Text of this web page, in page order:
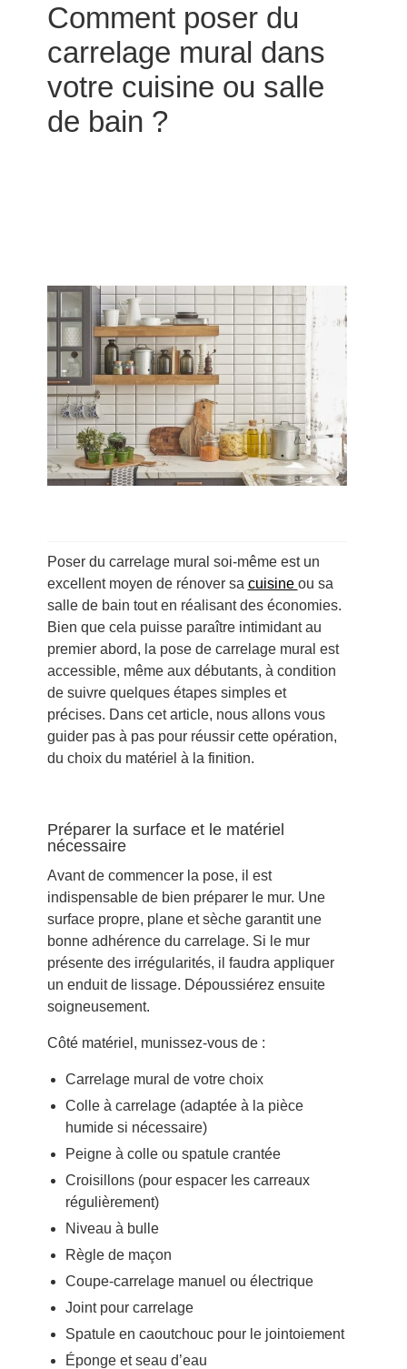
Comment poser du
carrelage mural dans
votre cuisine ou salle
de bain ?
Poser du carrelage mural soi-même est un
excellent moyen de rénover sa cuisine ou sa
salle de bain tout en réalisant des économies.
Bien que cela puisse paraître intimidant au
premier abord, la pose de carrelage mural est
accessible, même aux débutants, à condition
de suivre quelques étapes simples et
précises. Dans cet article, nous allons vous
guider pas à pas pour réussir cette opération,
du choix du matériel à la finition.
Préparer la surface et le matériel
nécessaire
Avant de commencer la pose, il est
indispensable de bien préparer le mur. Une
surface propre, plane et sèche garantit une
bonne adhérence du carrelage. Si le mur
présente des irrégularités, il faudra appliquer
un enduit de lissage. Dépoussiérez ensuite
soigneusement.
Côté matériel, munissez-vous de :
Carrelage mural de votre choix
Colle à carrelage (adaptée à la pièce
humide si nécessaire)
Peigne à colle ou spatule crantée
Croisillons (pour espacer les carreaux
régulièrement)
Niveau à bulle
Règle de maçon
Coupe-carrelage manuel ou électrique
Joint pour carrelage
Spatule en caoutchouc pour le jointoiement
Éponge et seau d’eau